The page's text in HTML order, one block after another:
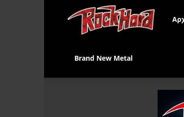
Rock
Brand New Metal